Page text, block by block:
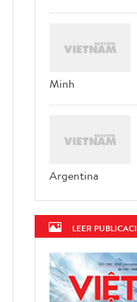
Minh
Argentina
LEER